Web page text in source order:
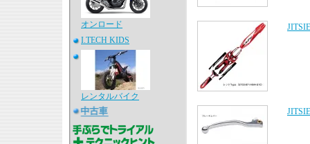
オンロード
I.TECH KIDS
レンタルバイク